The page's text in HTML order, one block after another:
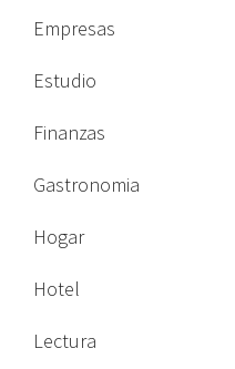
Empresas
Estudio
Finanzas
Gastronomia
Hogar
Hotel
Lectura